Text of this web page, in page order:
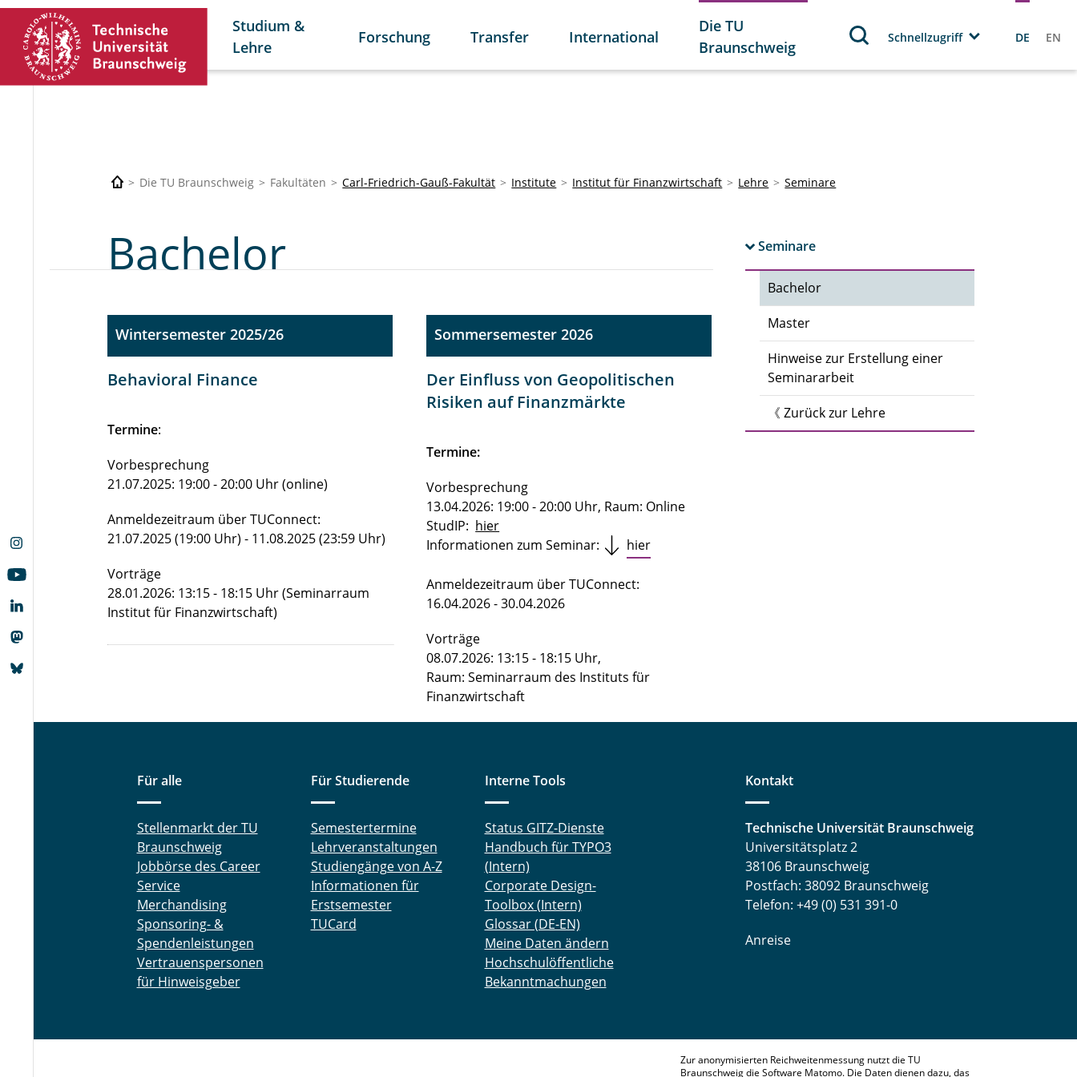
Studium &
Lehre
Forschung Transfer International
Die TU
Braunschweig
Schnellzugriff DE EN
Die TU Braunschweig Fakultäten Carl-Friedrich-Gauß-Fakultät Institute Institut für Finanzwirtschaft Lehre Seminare
Seminare
Bachelor
Master
Hinweise zur Erstellung einer
Seminararbeit
《 Zurück zur Lehre
Bachelor
Wintersemester 2025/26
Behavioral Finance
Termine:
Vorbesprechung
21.07.2025: 19:00 - 20:00 Uhr (online)
Anmeldezeitraum über TUConnect:
21.07.2025 (19:00 Uhr) - 11.08.2025 (23:59 Uhr)
Vorträge
28.01.2026: 13:15 - 18:15 Uhr (Seminarraum
Institut für Finanzwirtschaft)
Sommersemester 2026
Der Einfluss von Geopolitischen
Risiken auf Finanzmärkte
Termine:
Vorbesprechung
13.04.2026: 19:00 - 20:00 Uhr, Raum: Online
StudIP: hier
Informationen zum Seminar:
hier
Anmeldezeitraum über TUConnect:
16.04.2026 - 30.04.2026
Vorträge
08.07.2026: 13:15 - 18:15 Uhr,
Raum: Seminarraum des Instituts für
Finanzwirtschaft
Für alle
Stellenmarkt der TU
Braunschweig
Jobbörse des Career
Service
Merchandising
Sponsoring- &
Spendenleistungen
Vertrauenspersonen
für Hinweisgeber
Für Studierende
Semestertermine
Lehrveranstaltungen
Studiengänge von A-Z
Informationen für
Erstsemester
TUCard
Interne Tools
Status GITZ-Dienste
Handbuch für TYPO3
(Intern)
Corporate Design-
Toolbox (Intern)
Glossar (DE-EN)
Meine Daten ändern
Hochschulöffentliche
Bekanntmachungen
Kontakt
Technische Universität Braunschweig
Universitätsplatz 2
38106 Braunschweig
Postfach: 38092 Braunschweig
Telefon: +49 (0) 531 391-0
Anreise
Zur anonymisierten Reichweitenmessung nutzt die TU
Braunschweig die Software Matomo. Die Daten dienen dazu, das